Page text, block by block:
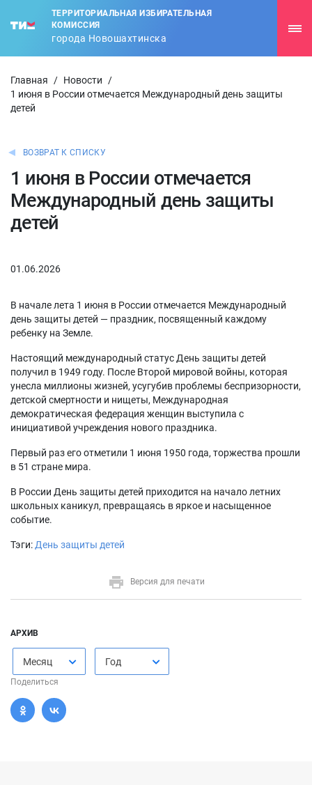
ТЕРРИТОРИАЛЬНАЯ ИЗБИРАТЕЛЬНАЯ
КОМИССИЯ
города Новошахтинска
Главная / Новости
/
1 июня в России отмечается Международный день защиты
детей
ВОЗВРАТ К СПИСКУ
1 июня в России отмечается
Международный день защиты
детей
01.06.2026
В начале лета 1 июня в России отмечается Международный
день защиты детей — праздник, посвященный каждому
ребенку на Земле.
Настоящий международный статус День защиты детей
получил в 1949 году. После Второй мировой войны, которая
унесла миллионы жизней, усугубив проблемы беспризорности,
детской смертности и нищеты, Международная
демократическая федерация женщин выступила с
инициативой учреждения нового праздника.
Первый раз его отметили 1 июня 1950 года, торжества прошли
в 51 стране мира.
В России День защиты детей приходится на начало летних
школьных каникул, превращаясь в яркое и насыщенное
событие.
Тэги: День защиты детей
Версия для печати
АРХИВ
Месяц Год
Поделиться